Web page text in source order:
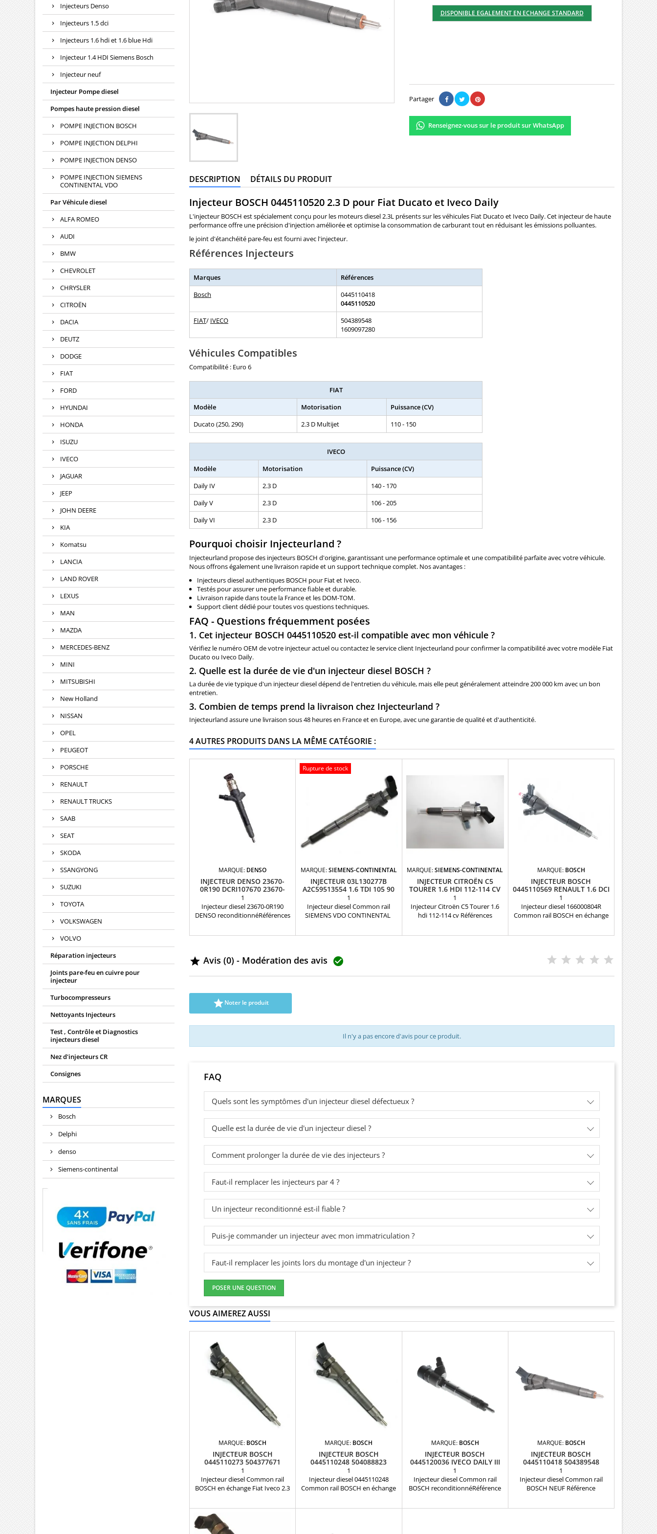
Injecteurs Denso
Injecteurs 1.5 dci
Injecteurs 1.6 hdi et 1.6 blue Hdi
Injecteur 1.4 HDI Siemens Bosch
Injecteur neuf
Injecteur Pompe diesel
Pompes haute pression diesel
POMPE INJECTION BOSCH
POMPE INJECTION DELPHI
POMPE INJECTION DENSO
POMPE INJECTION SIEMENS
CONTINENTAL VDO
Par Véhicule diesel
ALFA ROMEO
AUDI
BMW
CHEVROLET
CHRYSLER
CITROËN
DACIA
DEUTZ
DODGE
FIAT
FORD
HYUNDAI
HONDA
ISUZU
IVECO
JAGUAR
JEEP
JOHN DEERE
KIA
Komatsu
LANCIA
LAND ROVER
LEXUS
MAN
MAZDA
MERCEDES-BENZ
MINI
MITSUBISHI
New Holland
NISSAN
OPEL
PEUGEOT
PORSCHE
RENAULT
RENAULT TRUCKS
SAAB
SEAT
SKODA
SSANGYONG
SUZUKI
TOYOTA
VOLKSWAGEN
VOLVO
Réparation injecteurs
Joints pare-feu en cuivre pour
injecteur
Turbocompresseurs
Nettoyants Injecteurs
Test , Contrôle et Diagnostics
injecteurs diesel
Nez d'injecteurs CR
Consignes
MARQUES
Bosch
Delphi
denso
Siemens-continental
DISPONIBLE EGALEMENT EN ECHANGE STANDARD
Partager
Renseignez-vous sur le produit sur WhatsApp
DESCRIPTION DÉTAILS DU PRODUIT
Injecteur BOSCH 0445110520 2.3 D pour Fiat Ducato et Iveco Daily
L'injecteur BOSCH est spécialement conçu pour les moteurs diesel 2.3L présents sur les véhicules Fiat Ducato et Iveco Daily. Cet injecteur de haute
performance offre une précision d'injection améliorée et optimise la consommation de carburant tout en réduisant les émissions polluantes.
le joint d'étanchéité pare-feu est fourni avec l'injecteur.
Références Injecteurs
Marques
Références
Bosch
0445110418
0445110520
FIAT/ IVECO
504389548
1609097280
Véhicules Compatibles
Compatibilité : Euro 6
FIAT
Modèle
Motorisation
Puissance (CV)
Ducato (250, 290)
2.3 D Multijet 110 - 150
IVECO
Modèle
Motorisation
Puissance (CV)
Daily IV
2.3 D
140 - 170
Daily V
2.3 D
106 - 205
Daily VI
2.3 D 106 - 156
Pourquoi choisir Injecteurland ?
Injecteurland propose des injecteurs BOSCH d'origine, garantissant une performance optimale et une compatibilité parfaite avec votre véhicule.
Nous offrons également une livraison rapide et un support technique complet. Nos avantages :
Injecteurs diesel authentiques BOSCH pour Fiat et Iveco.
Testés pour assurer une performance fiable et durable.
Livraison rapide dans toute la France et les DOM-TOM.
Support client dédié pour toutes vos questions techniques.
FAQ - Questions fréquemment posées
1. Cet injecteur BOSCH 0445110520 est-il compatible avec mon véhicule ?
Vérifiez le numéro OEM de votre injecteur actuel ou contactez le service client Injecteurland pour confirmer la compatibilité avec votre modèle Fiat
Ducato ou Iveco Daily.
2. Quelle est la durée de vie d'un injecteur diesel BOSCH ?
La durée de vie typique d'un injecteur diesel dépend de l'entretien du véhicule, mais elle peut généralement atteindre 200 000 km avec un bon
entretien.
3. Combien de temps prend la livraison chez Injecteurland ?
Injecteurland assure une livraison sous 48 heures en France et en Europe, avec une garantie de qualité et d'authenticité.
4 AUTRES PRODUITS DANS LA MÊME CATÉGORIE :
MARQUE: DENSO
INJECTEUR DENSO 23670-
0R190 DCRI107670 23670-
0R030
1
Injecteur diesel 23670-0R190
DENSO reconditionnéRéférences
23670-0R190 , 095000-7670 ,
095000-7660 Pour motorisation
Garantie 12 mois
Rupture de stock
MARQUE:SIEMENS-CONTINENTAL
INJECTEUR 03L130277B
A2C59513554 1.6 TDI 105 90
CV1
Injecteur diesel Common rail
SIEMENS VDO CONTINENTAL
motorisation VW , Audi , SEAT ,
Skoda 1.6TDI Code moteur :
CAYB , CAYC , CAYA Pièce d’origine
MARQUE:SIEMENS-CONTINENTAL
INJECTEUR CITROËN C5
TOURER 1.6 HDI 112-114 CV
NEUF
1
Injecteur Citroën C5 Tourer 1.6
hdi 112-114 cv Références
AV6Q-9F59-3AB , 36001726 ,
MARQUE: BOSCH
INJECTEUR BOSCH
0445110569 RENAULT 1.6 DCI
166000804R
1
Injecteur diesel 166000804R
Common rail BOSCH en échange
K6000616680 Pour motorisation
garantie
 Avis (0) - Modération des avis 
Noter le produit
Il n'y a pas encore d'avis pour ce produit.
FAQ
Quels sont les symptômes d'un injecteur diesel défectueux ?
Quelle est la durée de vie d'un injecteur diesel ?
Comment prolonger la durée de vie des injecteurs ?
Faut-il remplacer les injecteurs par 4 ?
Un injecteur reconditionné est-il fiable ?
Puis-je commander un injecteur avec mon immatriculation ?
Faut-il remplacer les joints lors du montage d'un injecteur ?
POSER UNE QUESTION
VOUS AIMEREZ AUSSI
MARQUE: BOSCH
INJECTEUR BOSCH
0445110273 504377671
1
Injecteur diesel Common rail
BOSCH en échange Fiat Iveco 2.3
71793006 , 504377671,
0986435165 Pour motorisation
Fiat 2.3 JTD , IVECO 2.3 D Pièce
MARQUE: BOSCH
INJECTEUR BOSCH
0445110248 504088823
IVECO DAILY 3.0 D
1
Injecteur diesel 0445110248
Common rail BOSCH en échange
motorisation Fiat Ducato et
MARQUE: BOSCH
INJECTEUR BOSCH
0445120036 IVECO DAILY III
1
Injecteur diesel Common rail
BOSCH reconditionnéRéférence
MARQUE: BOSCH
INJECTEUR BOSCH
0445110418 504389548
1
Injecteur diesel Common rail
BOSCH NEUF Référence